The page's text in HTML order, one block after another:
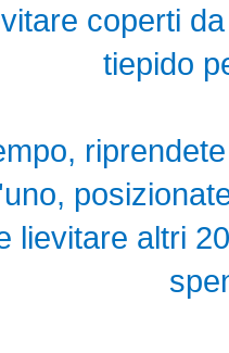
coperti
tiepido
lievitare altri